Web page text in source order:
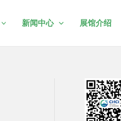
新闻中心 展馆介绍